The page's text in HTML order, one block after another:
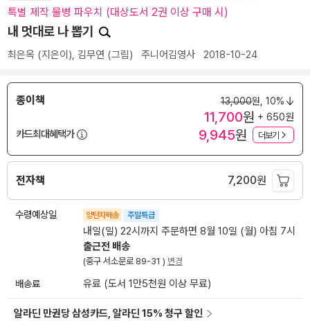
특별 제작 물병 파우치 (대상도서 2권 이상 구매 시)
내 멋대로 나 뽑기
최은옥 (지은이), 김무연 (그림) 주니어김영사 2018-10-24
종이책 13,000원, 10%
11,700원 + 650원
카드최대혜택가
9,945원 더보기
전자책 7,200원
수령예상일 양탄자배송 주말특급
내일(일) 22시까지 주문하면 8월 10일 (월) 아침 7시
출근전 배송
(중구 서소문로 89-31 ) 변경
배송료 유료 (도서 1만5천원 이상 무료)
알라딘 만권당 삼성카드, 알라딘 15% 청구 할인